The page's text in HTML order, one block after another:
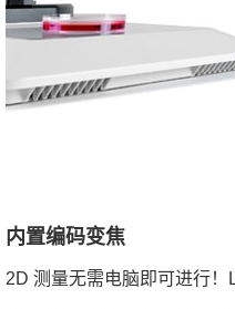
内置编码变焦
2D 测量无需电脑即可进行